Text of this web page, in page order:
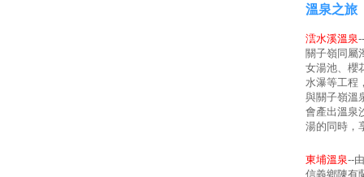
溫泉之旅
澐水溪溫泉
關子嶺同屬
女湯池、櫻
水瀑等工程
與關子嶺溫
會產出溫泉
湯的同時，
東埔溫泉--
信義鄉陳有